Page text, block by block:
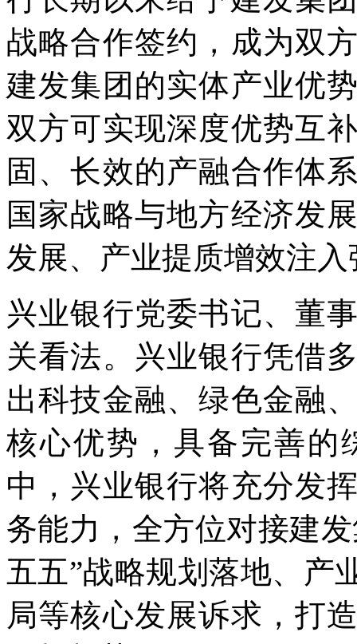
战略合作签约，成为双
建发集团的实体产业优
双方可实现深度优势互
固、长效的产融合作体
国家战略与地方经济发
发展、产业提质增效注
兴业银行党委书记、董
关看法。兴业银行凭借
出科技金融、绿色金融
核心优势，具备完善的
中，兴业银行将充分发
务能力，全方位对接建
五五”战略规划落地、产
局等核心发展诉求，打